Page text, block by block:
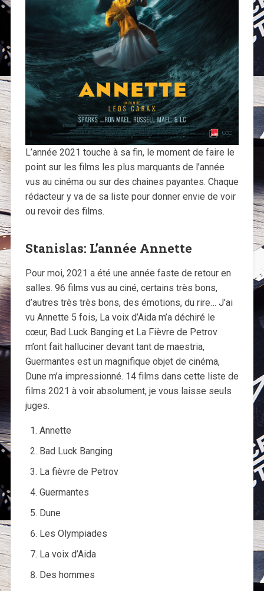
L’année 2021 touche à sa fin, le moment de faire le
point sur les films les plus marquants de l’année
vus au cinéma ou sur des chaines payantes. Chaque
rédacteur y va de sa liste pour donner envie de voir
ou revoir des films.
Stanislas: L’année Annette
Pour moi, 2021 a été une année faste de retour en
salles. 96 films vus au ciné, certains très bons,
d’autres très très bons, des émotions, du rire… J’ai
vu Annette 5 fois, La voix d’Aida m’a déchiré le
cœur, Bad Luck Banging et La Fièvre de Petrov
m’ont fait halluciner devant tant de maestria,
Guermantes est un magnifique objet de cinéma,
Dune m’a impressionné. 14 films dans cette liste de
films 2021 à voir absolument, je vous laisse seuls
juges.
Annette
Bad Luck Banging
La fièvre de Petrov
Guermantes
Dune
Les Olympiades
La voix d’Aida
Des hommes